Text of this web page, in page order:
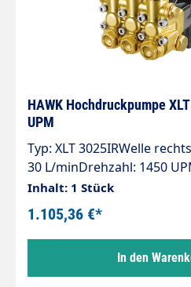
HAWK Hochdruckpumpe
UPM
Typ: XLT 3025IRWelle
30 L/minDrehzahl: 1450
Inhalt: 1 Stück
1.105,36 €*
In den